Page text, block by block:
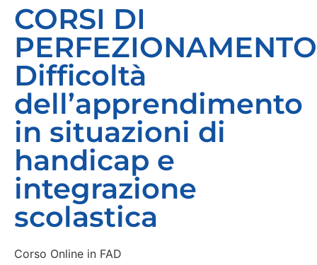
CORSI DI
Difficoltà
dell’apprendimento
in situazioni di
handicap e
integrazione
scolastica
Corso Online in FAD